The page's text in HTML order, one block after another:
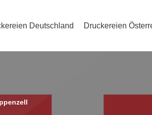
Deutschland Druckereien